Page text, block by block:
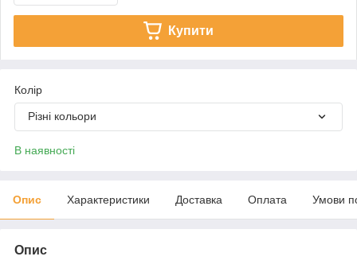
Купити
Колір
Різні кольори
В наявності
Опис Характеристики Доставка Оплата Умови
Опис